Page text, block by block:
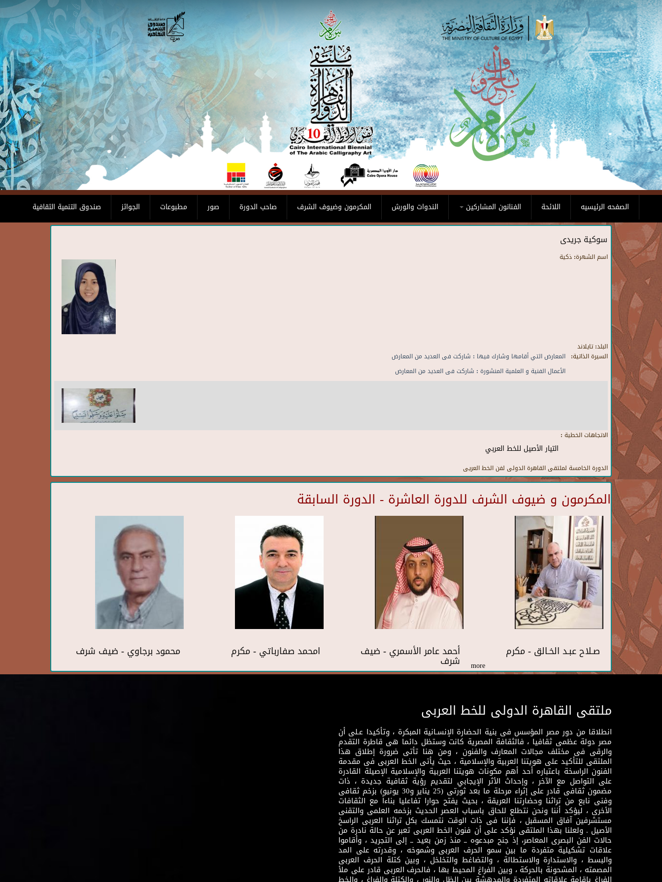
Skip to main content
صندوق التنمية الثقافية الجوائز مطبوعات صور صاحب الدورة المكرمون وضيوف الشرف الندوات والورش الفنانون المشاركين اللائحة الصفحه الرئيسيه
سوكية جريدى
اسم الشهرة: ذكية
البلد:تايلاند
السيرة الذاتية: المعارض التي أقامها وشارك فيها : شاركت فى العديد من المعارض
الأعمال الفنية و العلمية المنشورة : شاركت فى العديد من المعارض
الاتجاهات الخطية :
التيار الأصيل للخط العربي
الدورة الخامسة لملتقى القاهرة الدولى لفن الخط العريى
المكرمون و ضيوف الشرف للدورة العاشرة - الدورة السابقة
محمود برجاوي - ضيف شرف امحمد صفارباتي - مكرم أحمد عامر الأسمري - ضيف
شرف
صـلاح عبـد الخـالق - مكرم
more
ملتقى القاهرة الدولى للخط العربى
انطلاقا من دور مصر المؤسس فى بنية الحضارة الإنسـانية المبكرة ، وتأكيدا عـلى أن
مصر دولة عظمى ثقافيا ، فالثقافة المصرية كانت وستظل دائما هى قاطرة التقدم
والرقى فى مختلف مجالات المعارف والفنون ، ومن هنا تأتى ضرورة إطلاق هذا
الملتقى للتأكيد على هويتنا العربية والإسلامية ، حيث يأتى الخط العربى فى مقدمة
الفنون الراسخة باعتباره أحد أهم مكونات هويتنا العربية والإسلامية الإصيلة القادرة
على التواصل مع الآخر ، وإحداث الأثر الإيجابي لتقديم رؤية ثقافية جديدة ، ذات
مضمون ثقافى قادر على إثراء مرحلة ما بعد ثورتى (25 يناير و30 يونيو) بزخم ثقافى
وفنى نابع من تراثنا وحضارتنا العريقة ، بحيث يفتح حوارا تفاعليا بناءاً مع الثقافات
الأخرى ، ليؤكد أننا ونحن نتطلع للحاق باسباب العصر الحديث بزخمه العلمى والتقنى
مستشرفين آفاق المسقبل ، فإننا فى ذات الوقت نتمسك بكل تراثنا العربى الراسخ
الأصيل . ولعلنا بهذا الملتقى نؤكد على أن فنون الخط العربى تعبر عن حالة نادرة من
حالات الفن البصرى المعاصر، إذ جنح مبدعوه ــ منذ زمن بعيد ــ إلى التجريد ، وأقاموا
علاقات تشكيلية متفردة ما بين سمو الحرف العربى وشموخه ، وقدرته على المد
والبسط ، والاستدارة والاستطالة ، والتضاغط والتخلخل ، وبين كتلة الحرف العربى
المصمته ، المشحونة بالحركة ، وبين الفراغ المحيط بها ، فالحرف العربى قادر على ملأ